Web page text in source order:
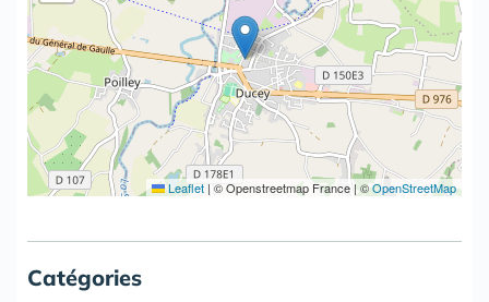
Leaflet | © Openstreetmap France | ©OpenStreetMap
Catégories